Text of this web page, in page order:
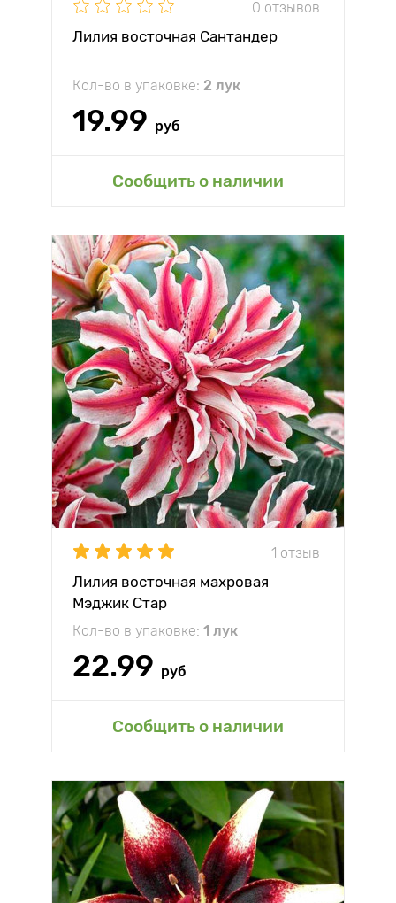
0 отзывов
Лилия восточная Сантандер
Кол-во в упаковке: 2 лук
19.99 руб
Сообщить о наличии
1 отзыв
Лилия восточная махровая
Мэджик Стар
Кол-во в упаковке: 1 лук
22.99 руб
Сообщить о наличии